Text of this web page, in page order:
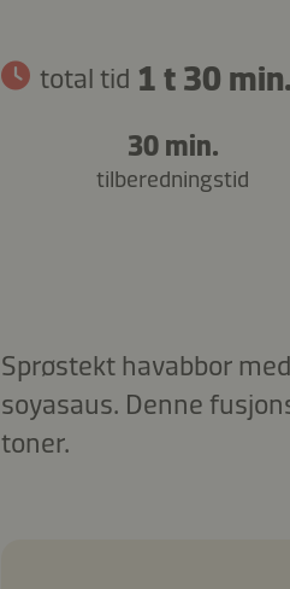
total tid 1 t 30 min.
30 min.
tilberedningstid
Sprøstekt havabbor
soyasaus. Denne
toner.